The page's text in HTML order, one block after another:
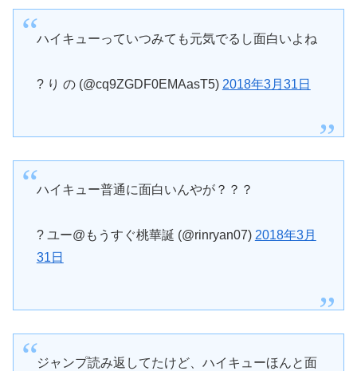
ハイキューっていつみても元気でるし面白いよね
? り の (@cq9ZGDF0EMAasT5) 2018年3月31日
ハイキュー普通に面白いんやが？？？
? ユー@もうすぐ桃華誕 (@rinryan07) 2018年3月
31日
ジャンプ読み返してたけど、ハイキューほんと面